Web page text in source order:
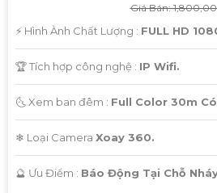
Giá Bán:
️⚡ Hình Ành Chất Lượng : FULL HD
🏆 Tích hợp công nghệ : IP Wifi.
🌜 Xem ban đêm : Full Color 30m
❄ Loại Camera Xoay 360.
️🔮 Ưu Điểm : Báo Động Tại Chỗ